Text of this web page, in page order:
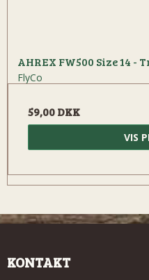
AHREX FW500 Size 14
FlyCo
59,00 DKK
VIS
KONTAKT